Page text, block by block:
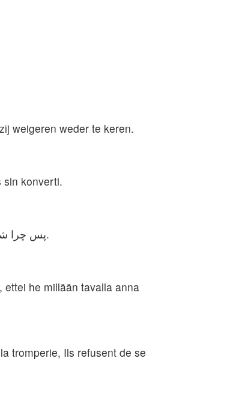
weigeren weder te keren.
sin konverti.
پس چرا شما ای قوم من، مرا ترک کردید و دیگر برنگشتید؟ شما به بُتهای خود متوصّل شده‌اید و نمی‌خواهید به نزد من بازگردید.
he millään tavalla anna
tromperie, Ils refusent de se